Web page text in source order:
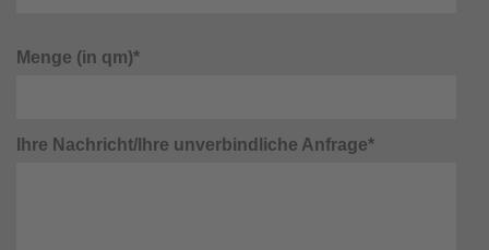
Menge (in qm)*
Ihre Nachricht/Ihre unverbindliche Anfrage*